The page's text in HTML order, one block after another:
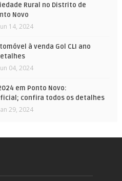
Rural no Distrito de
Novo
14, 2024
à venda Gol CLI ano
04, 2024
em Ponto Novo:
confira todos os detalhes
29, 2024